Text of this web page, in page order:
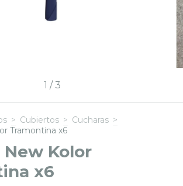
1 /3
> Cubiertos > Cucharas >
Tramontina x6
New Kolor
x6